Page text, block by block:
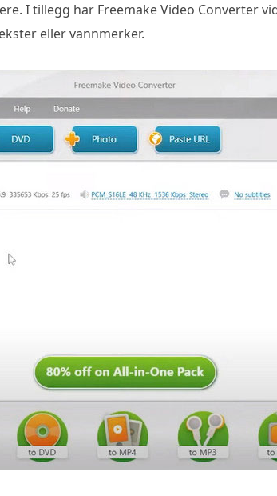
I tillegg har Freemake Video Converter
eller vannmerker.